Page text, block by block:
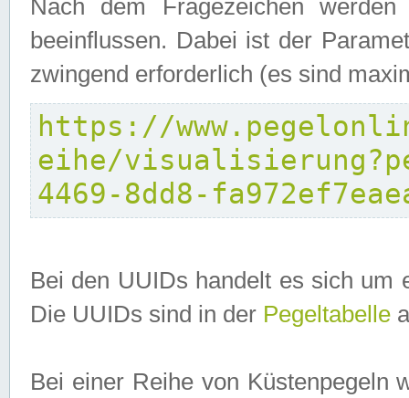
Nach dem Fragezeichen
beeinflussen. Dabei ist der
zwingend erforderlich (es sind
https://
eihe/
4469-8dd8-
Bei den UUIDs handelt es sich um
Die UUIDs sind in der Pegeltabelle
Bei einer Reihe von Küstenpegeln